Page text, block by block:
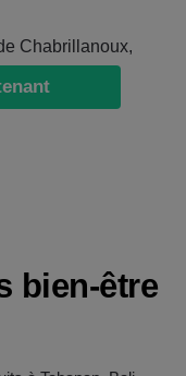
Chabrillanoux,
bien-être